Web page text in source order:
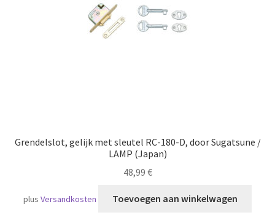
Grendelslot, gelijk met sleutel RC-180-D, door Sugatsune /
LAMP (Japan)
48,99 €
plusVersandkosten Toevoegen aan winkelwagen